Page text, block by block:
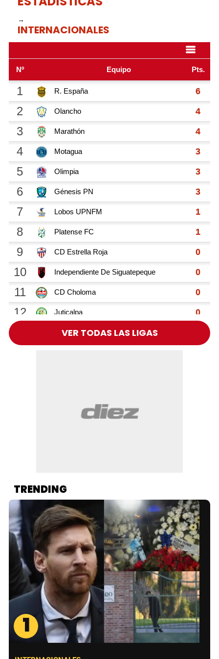
→
INTERNACIONALES
VER TODAS LAS LIGAS
TRENDING
1